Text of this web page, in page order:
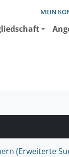
MEIN
(Erweiterte